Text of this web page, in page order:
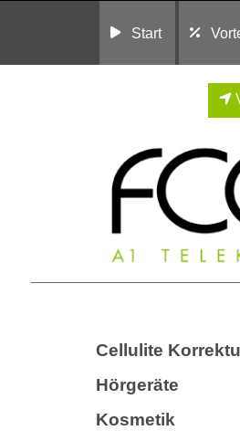
Start
Cellulite
Hörgeräte
Kosmetik